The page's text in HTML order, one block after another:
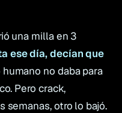
una milla en 3
ese día, decían que
no daba para
Pero crack,
semanas, otro lo bajó.